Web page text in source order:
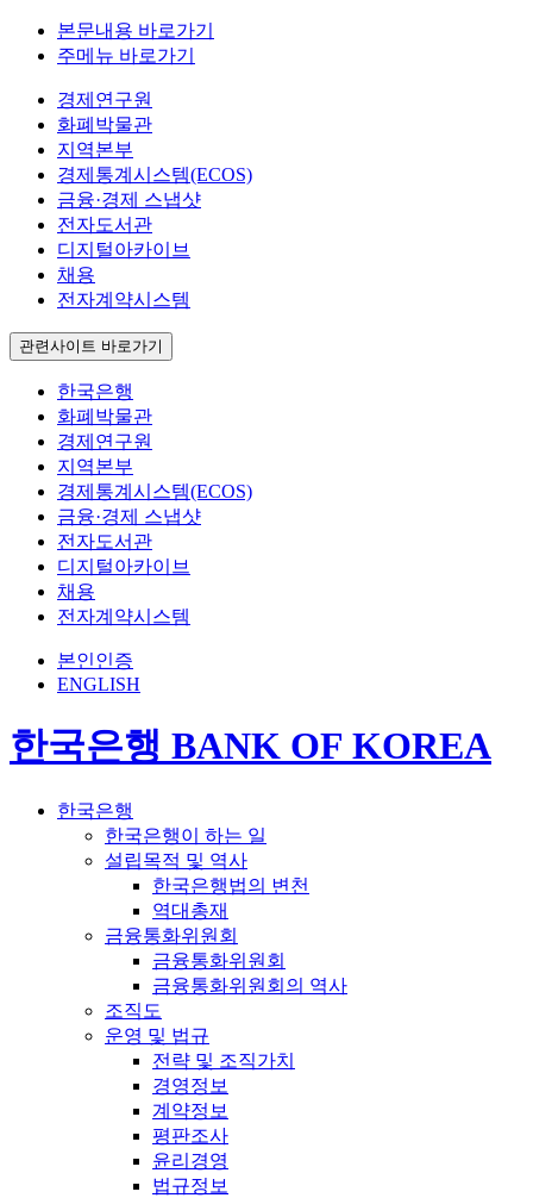
본문내용 바로가기
주메뉴 바로가기
경제연구원
화폐박물관
지역본부
경제통계시스템(ECOS)
금융·경제 스냅샷
전자도서관
디지털아카이브
채용
전자계약시스템
관련사이트 바로가기
한국은행
화폐박물관
경제연구원
지역본부
경제통계시스템(ECOS)
금융·경제 스냅샷
전자도서관
디지털아카이브
채용
전자계약시스템
본인인증
ENGLISH
한국은행 BANK OF KOREA
한국은행
한국은행이 하는 일
설립목적 및 역사
한국은행법의 변천
역대총재
금융통화위원회
금융통화위원회
금융통화위원회의 역사
조직도
운영 및 법규
전략 및 조직가치
경영정보
계약정보
평판조사
윤리경영
법규정보